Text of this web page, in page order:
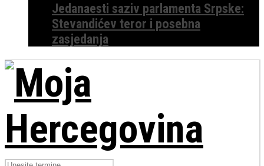
Jedanaesti saziv parlamenta Srpske:
Stevandićev teror i posebna
zasjedanja